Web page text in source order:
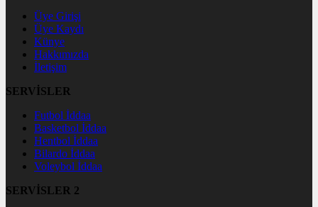
Üye Girişi
Üye Kaydı
Künye
Hakkımızda
İletişim
SERVİSLER
Futbol İddaa
Basketbol İddaa
Hentbol İddaa
Bilardo İddaa
Voleybol İddaa
SERVİSLER 2